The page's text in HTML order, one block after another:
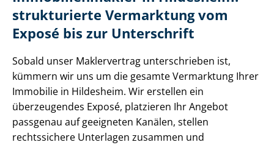
strukturierte Vermarktung vom
Exposé bis zur Unterschrift
Sobald unser Maklervertrag unterschrieben ist,
kümmern wir uns um die gesamte Vermarktung Ihrer
Immobilie in Hildesheim. Wir erstellen ein
überzeugendes Exposé, platzieren Ihr Angebot
passgenau auf geeigneten Kanälen, stellen
rechtssichere Unterlagen zusammen und